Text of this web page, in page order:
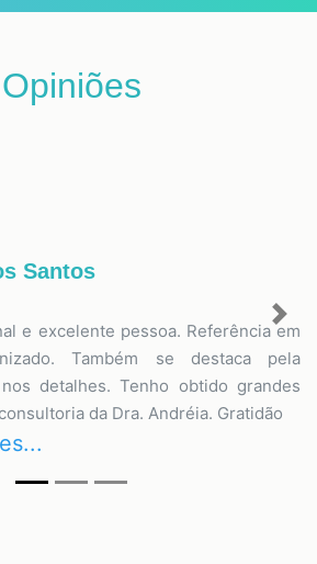
Opiniões
Santos
e excelente pessoa. Referência em
Também se destaca pela
detalhes. Tenho obtido grandes
da Dra. Andréia. Gratidão
Next